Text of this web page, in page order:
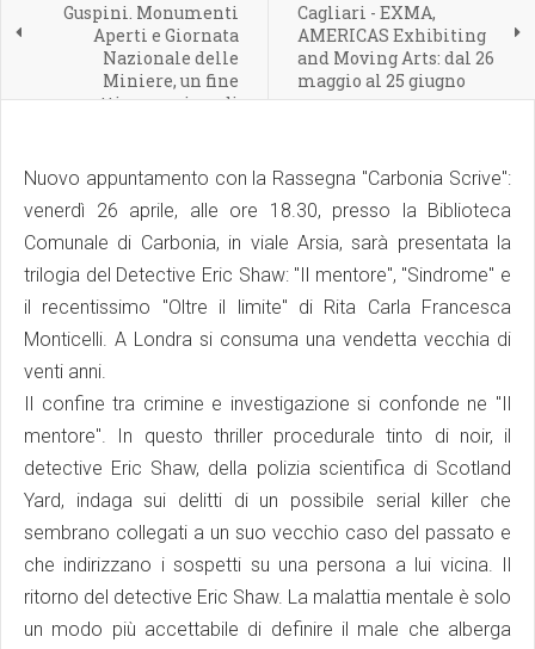
Guspini. Monumenti
Aperti e Giornata
Nazionale delle
Miniere, un fine
settimana ricco di
Cagliari - EXMA,
AMERICAS Exhibiting
and Moving Arts: dal 26
maggio al 25 giugno
Nuovo appuntamento con la Rassegna "Carbonia Scrive":
venerdì 26 aprile, alle ore 18.30, presso la Biblioteca
Comunale di Carbonia, in viale Arsia, sarà presentata la
trilogia del Detective Eric Shaw: "Il mentore", "Sindrome" e
il recentissimo "Oltre il limite" di Rita Carla Francesca
Monticelli. A Londra si consuma una vendetta vecchia di
venti anni.
Il confine tra crimine e investigazione si confonde ne "Il
mentore". In questo thriller procedurale tinto di noir, il
detective Eric Shaw, della polizia scientifica di Scotland
Yard, indaga sui delitti di un possibile serial killer che
sembrano collegati a un suo vecchio caso del passato e
che indirizzano i sospetti su una persona a lui vicina. Il
ritorno del detective Eric Shaw. La malattia mentale è solo
un modo più accettabile di definire il male che alberga